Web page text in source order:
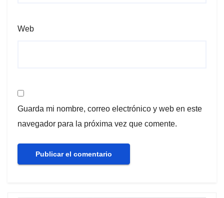
Web
Guarda mi nombre, correo electrónico y web en este
navegador para la próxima vez que comente.